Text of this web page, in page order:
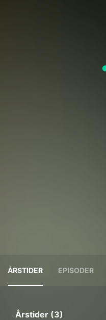
ÅRSTIDER EPISODER
Årstider (3)